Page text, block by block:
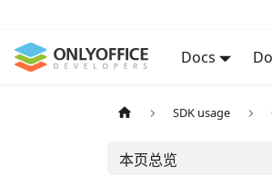
Docs
SDK usage
本页总览